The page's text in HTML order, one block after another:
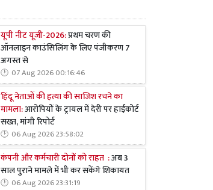
यूपी नीट यूजी-2026:प्रथम चरण की
ऑनलाइन काउंसिलिंग के लिए पंजीकरण 7
अगस्त से
07 Aug 2026 00:16:46
हिंदू नेताओं की हत्या की साजिश रचने का
मामला:आरोपियों के ट्रायल में देरी पर हाईकोर्ट
सख्त, मांगी रिपोर्ट
06 Aug 2026 23:58:02
कंपनी और कर्मचारी दोनों को राहत :अब 3
साल पुराने मामले में भी कर सकेंगे शिकायत
06 Aug 2026 23:31:19